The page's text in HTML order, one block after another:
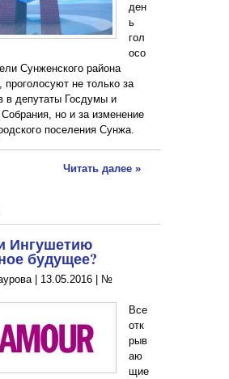
ден
ь
гол
осо
Сунженского района
проголосуют не только за
в депутаты Госдумы и
но и за изменение
поселения Сунжа.
Читать далее »
Ингушетию
будущее?
| 13.05.2016 №
Все
отк
рыв
аю
щие